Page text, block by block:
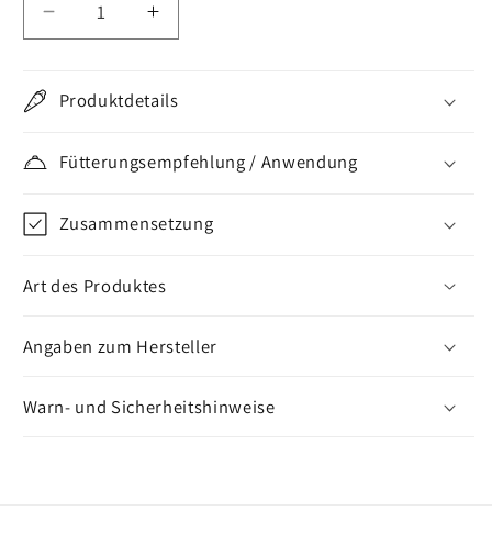
Verringere
die
für
Paste
Erhöhe
die
für
Paste
Produktdetails
Fütterungsempfehlung / Anwendung
Zusammensetzung
Art des Produktes
Angaben zum Hersteller
Warn- und Sicherheitshinweise